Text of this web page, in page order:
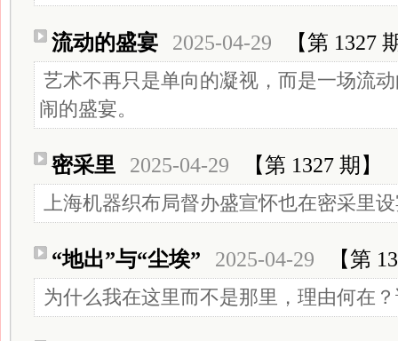
流动的盛宴 2025-04-29 【第 1327
艺术不再只是单向的凝视，而是一场流
闹的盛宴。
密采里 2025-04-29 【第 1327 期】
上海机器织布局督办盛宣怀也在密采里
“地出”与“尘埃” 2025-04-29 【第
为什么我在这里而不是那里，理由何在